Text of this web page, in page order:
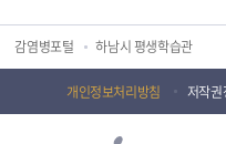
감염병포털 하남시 평생학습관
하남혁신교육지구 huic 하남도시공
하남종합운동장 국민체육센터 하
개인정보처리방침 저작권